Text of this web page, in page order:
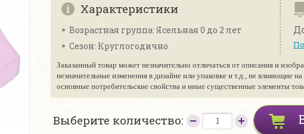
Характеристики
Возрастная группа: Ясельная 0 до 2 лет
Сезон: Круглогодично
Заказанный товар может незначительно отличаться от описания и
незначительные изменения в дизайне или упаковке и т.д., не влияющие
основные потребительские свойства и иные существенные элементы
Выберите количество: